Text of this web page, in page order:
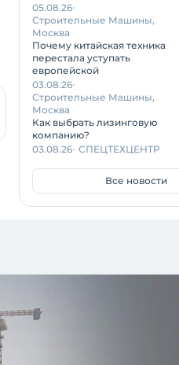
05.08.26
Строительные Машины,
Москва
Почему китайская техника
перестала уступать
европейской
03.08.26
Строительные Машины,
Москва
Как выбрать лизинговую
компанию?
03.08.26 СПЕЦТЕХЦЕНТР
Все новости